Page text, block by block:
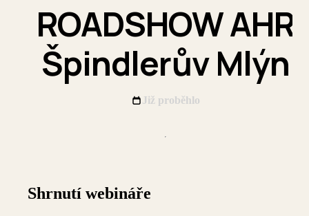
ROADSHOW AHR
Špindlerův Mlýn
Již proběhlo
Shrnutí webináře